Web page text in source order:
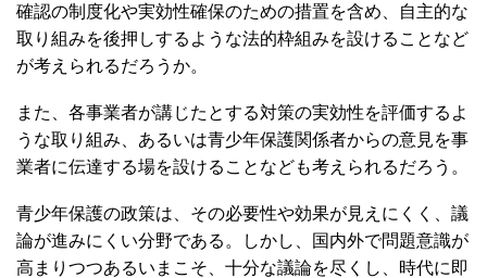
確認の制度化や実効性確保のための措置を含め、自主的な
取り組みを後押しするような法的枠組みを設けることなど
が考えられるだろうか。
また、各事業者が講じたとする対策の実効性を評価するよ
うな取り組み、あるいは青少年保護関係者からの意見を事
業者に伝達する場を設けることなども考えられるだろう。
青少年保護の政策は、その必要性や効果が見えにくく、議
論が進みにくい分野である。しかし、国内外で問題意識が
高まりつつあるいまこそ、十分な議論を尽くし、時代に即